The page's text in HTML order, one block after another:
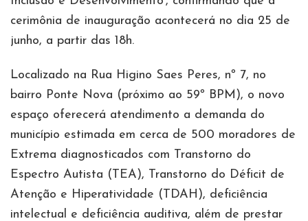
cerimônia de inauguração acontecerá no dia 25 de
junho, a partir das 18h.
Localizado na Rua Higino Saes Peres, nº 7, no
bairro Ponte Nova (próximo ao 59º BPM), o novo
espaço oferecerá atendimento a demanda do
município estimada em cerca de 500 moradores de
Extrema diagnosticados com Transtorno do
Espectro Autista (TEA), Transtorno do Déficit de
Atenção e Hiperatividade (TDAH), deficiência
intelectual e deficiência auditiva, além de prestar